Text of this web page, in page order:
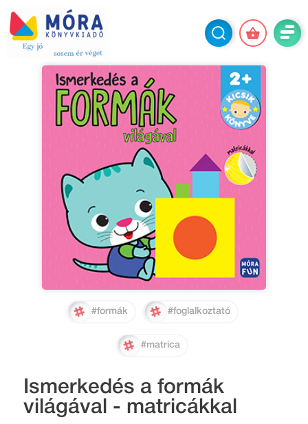
#formák #foglalkoztató
#matrica
Ismerkedés a formák
világával - matricákkal